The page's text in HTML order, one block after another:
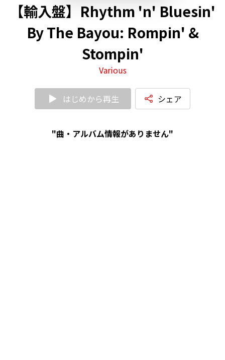
【輸入盤】Rhythm 'n' Bluesin'
By The Bayou: Rompin' &
Stompin'
Various
はじめから再生 シェア
"曲・アルバム情報がありません"